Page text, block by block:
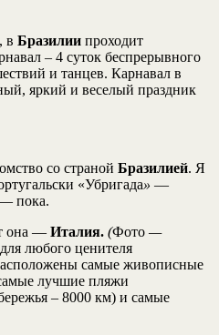
в Бразилии проходит
– 4 суток беспрерывного
и танцев. Карнавал в
яркий и веселый праздник
со страной Бразилией. Я
«Убригада» —
пока.
она — Италия. (Фото —
любого ценителя
самые живописные
лучшие пляжи
– 8000 км) и самые